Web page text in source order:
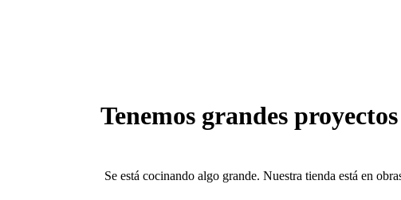
Tenemos grandes
Se está cocinando algo grande. Nuestra tienda está en